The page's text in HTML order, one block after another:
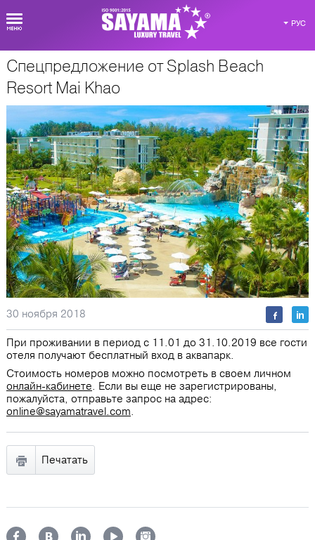
РУС
О Таиланде
Спецпредложение от Splash Beach
Resort Mai Khao
30 ноября 2018
При проживании в период с 11.01 до 31.10.2019 все гости
отеля получают бесплатный вход в аквапарк.
Стоимость номеров можно посмотреть в своем личном
онлайн-кабинете. Если вы еще не зарегистрированы,
пожалуйста, отправьте запрос на адрес:
online@sayamatravel.com.
Печатать